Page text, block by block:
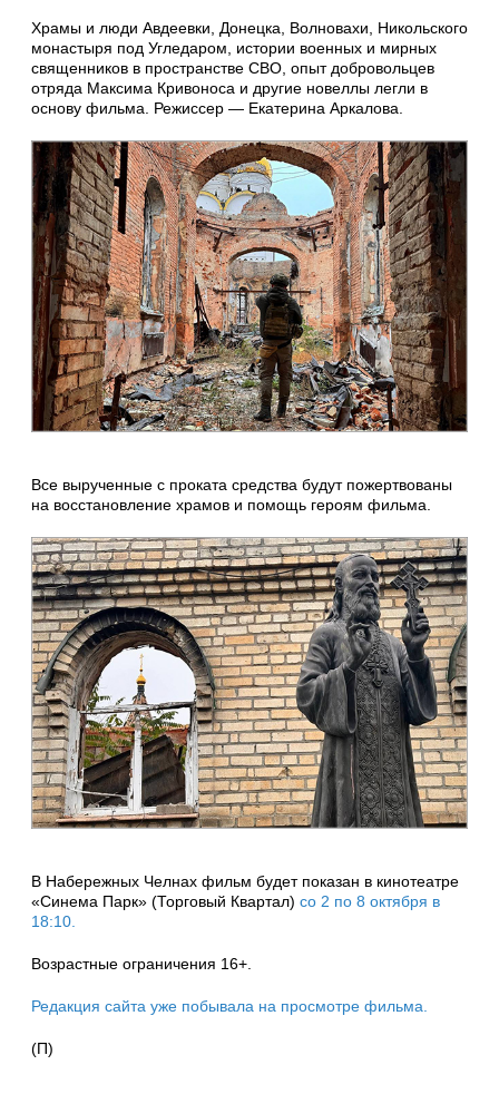
Храмы и люди Авдеевки, Донецка, Волновахи, Никольского
монастыря под Угледаром, истории военных и мирных
священников в пространстве СВО, опыт добровольцев
отряда Максима Кривоноса и другие новеллы легли в
основу фильма. Режиссер — Екатерина Аркалова.
Все вырученные с проката средства будут пожертвованы
на восстановление храмов и помощь героям фильма.
В Набережных Челнах фильм будет показан в кинотеатре
«Синема Парк» (Торговый Квартал) со 2 по 8 октября в
18:10.
Возрастные ограничения 16+.
Редакция сайта уже побывала на просмотре фильма.
(П)